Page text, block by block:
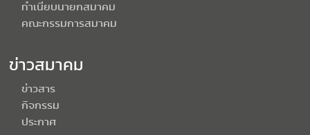
ทำเนียบนายกสมาคม
คณะกรรมการสมาคม
ข่าวสมาคม
ข่าวสาร
กิจกรรม
ประกาศ